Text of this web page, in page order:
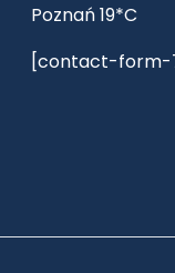
Poznań 19*C
[contact-form-